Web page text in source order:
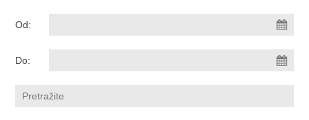
Od:
Do: